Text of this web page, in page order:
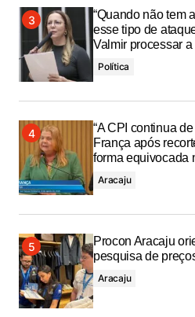
“Quando não tem
esse tipo de
Valmir processar
Política
“A CPI continua
França após
forma equivocada
Aracaju
Procon Aracaju
pesquisa de
Aracaju